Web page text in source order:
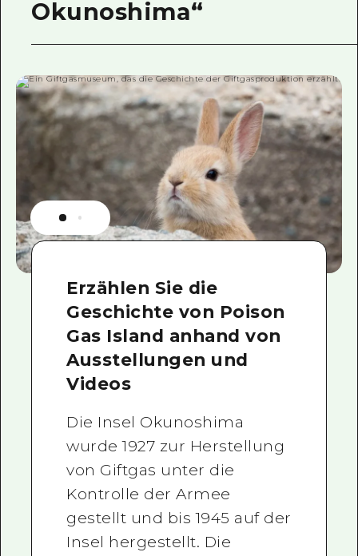
Okunoshima“
Erzählen Sie die
Geschichte von Poison
Gas Island anhand von
Ausstellungen und
Videos
Die Insel Okunoshima
wurde 1927 zur Herstellung
von Giftgas unter die
Kontrolle der Armee
gestellt und bis 1945 auf der
Insel hergestellt. Die